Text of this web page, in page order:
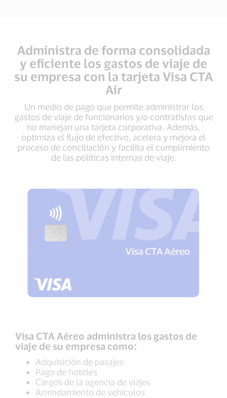
Administra de forma consolidada
y eficiente los gastos de viaje de
su empresa con la tarjeta Visa CTA
Air
Un medio de pago que permite administrar los
gastos de viaje de funcionarios y/o contratistas que
no manejan una tarjeta corporativa. Además,
optimiza el flujo de efectivo, acelera y mejora el
proceso de conciliación y facilita el cumplimiento
de las políticas internas de viaje.
Visa CTA Aéreo administra los gastos de
viaje de su empresa como:
Adquisición de pasajes
Pago de hoteles
Cargos de la agencia de viajes
Arrendamiento de vehículos